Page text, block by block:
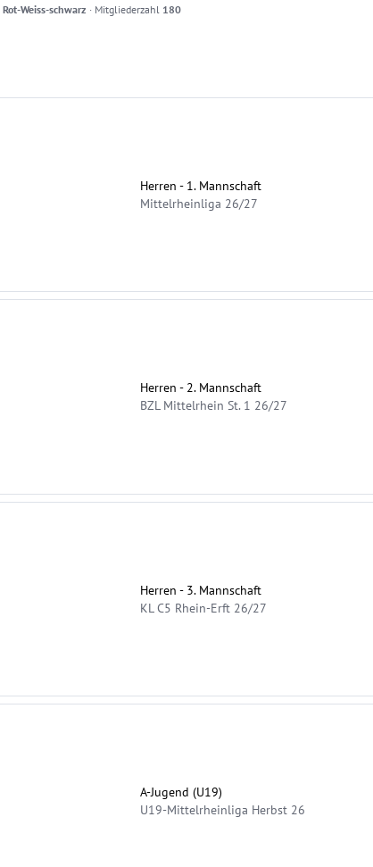
Rot-Weiss-schwarz · Mitgliederzahl 180
Herren - 1. Mannschaft
Mittelrheinliga 26/27
Herren - 2. Mannschaft
BZL Mittelrhein St. 1 26/27
Herren - 3. Mannschaft
KL C5 Rhein-Erft 26/27
A-Jugend (U19)
U19-Mittelrheinliga Herbst 26